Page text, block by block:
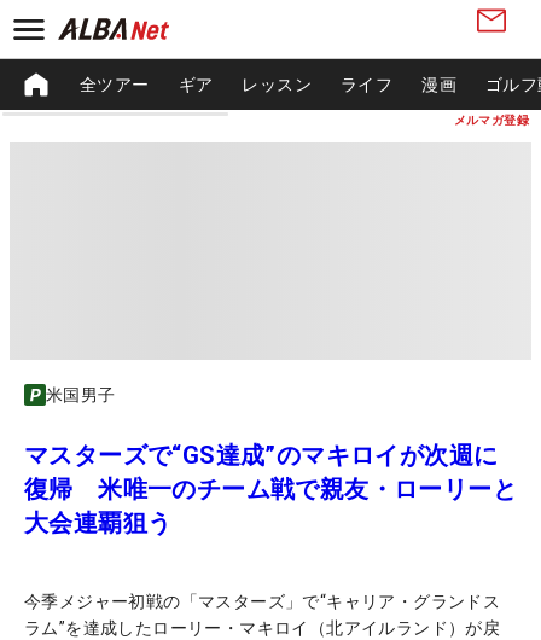
メルマガ登録
全ツアー ギア レッスン ライフ 漫画 ゴル
米国男子
マスターズで“GS達成”のマキロイが次週に
復帰 米唯一のチーム戦で親友・ローリーと
大会連覇狙う
今季メジャー初戦の「マスターズ」で“キャリア・グランドス
ラム”を達成したローリー・マキロイ（北アイルランド）が戻